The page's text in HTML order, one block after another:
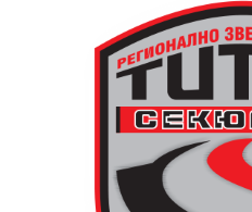
транспорт до местността
автобус ще тръгне в 19:30
обратно към града в 00:00
поляната. Вземете със
или шалте! За повече